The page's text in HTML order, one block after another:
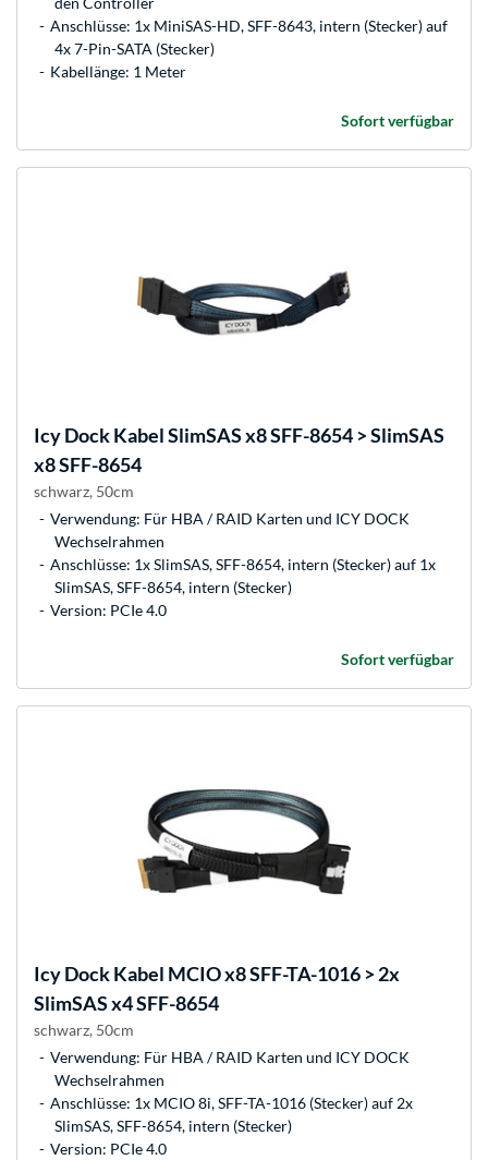
Anschlüsse: 1x MiniSAS-HD, SFF-8643, intern (Stecker) auf
4x 7-Pin-SATA (Stecker)
Kabellänge: 1 Meter
Sofort verfügbar
Icy DockKabel SlimSAS x8 SFF-8654 > SlimSAS
x8 SFF-8654
schwarz, 50cm
Verwendung: Für HBA / RAID Karten und ICY DOCK
Wechselrahmen
Anschlüsse: 1x SlimSAS, SFF-8654, intern (Stecker) auf 1x
SlimSAS, SFF-8654, intern (Stecker)
Version: PCIe 4.0
Sofort verfügbar
Icy DockKabel MCIO x8 SFF-TA-1016 > 2x
SlimSAS x4 SFF-8654
schwarz, 50cm
Verwendung: Für HBA / RAID Karten und ICY DOCK
Wechselrahmen
Anschlüsse: 1x MCIO 8i, SFF-TA-1016 (Stecker) auf 2x
SlimSAS, SFF-8654, intern (Stecker)
Version: PCIe 4.0